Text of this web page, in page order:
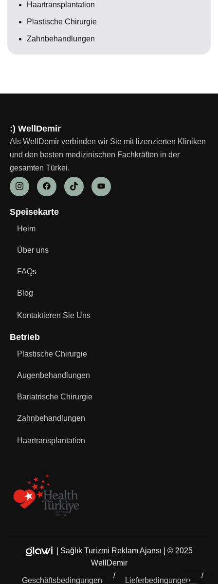
Haartransplantation
Plastische Chirurgie
Zahnbehandlungen
:) WellDemir
Als WellDemir verbinden wir Sie mit lizenzierten Kliniken
und den besten medizinischen Fachkräften in der
gesamten Türkei.
Speisekarte
Heim
Über uns
FAQs
Blog
Kontaktieren Sie Uns
Betrieb
Plastische Chirurgie
Augenbehandlungen
Bariatrische Chirurgie
Zahnbehandlungen
Haartransplantation
| Sağlık Turizmi Reklam Ajansı
| © 2025
WellDemir
Geschäftsbedingungen Lieferbedingungen